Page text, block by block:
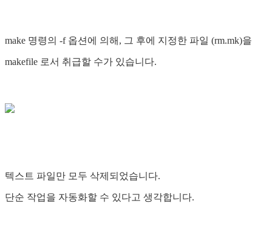
make 명령의 -f 옵션에 의해, 그 후에 지정한 파일 (rm.mk)을
makefile 로서 취급할 수가 있습니다.
텍스트 파일만 모두 삭제되었습니다.
단순 작업을 자동화할 수 있다고 생각합니다.